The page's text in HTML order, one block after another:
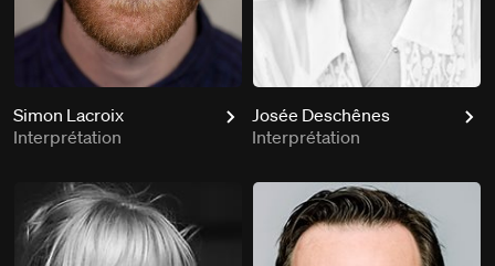
Simon Lacroix
Interprétation
Josée Deschênes
Interprétation